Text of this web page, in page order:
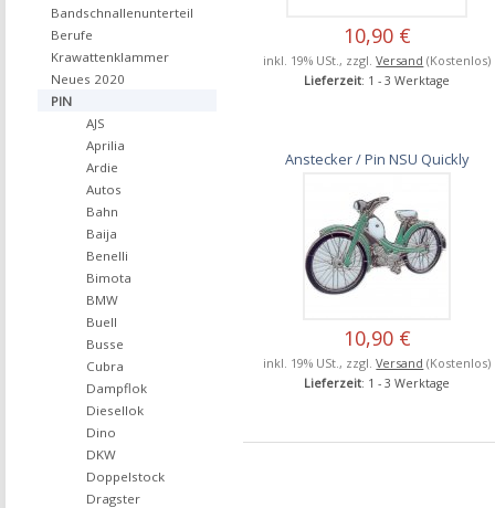
10,90 €
inkl. 19% USt., zzgl.Versand (Kostenlos)
Lieferzeit: 1 - 3 Werktage
Anstecker / Pin NSU Quickly
10,90 €
inkl. 19% USt., zzgl.Versand (Kostenlos)
Lieferzeit: 1 - 3 Werktage
Bandschnallenunterteil
Berufe
Krawattenklammer
Neues 2020
PIN
AJS
Aprilia
Ardie
Autos
Bahn
Baija
Benelli
Bimota
BMW
Buell
Busse
Cubra
Dampflok
Diesellok
Dino
DKW
Doppelstock
Dragster